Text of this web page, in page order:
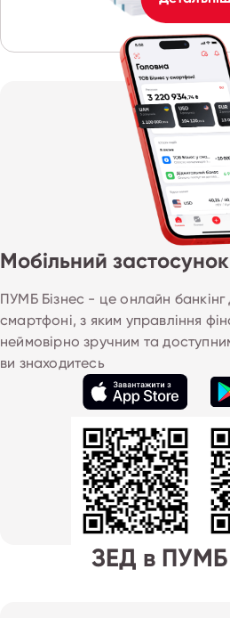
Мобільний застосунок
ПУМБ Бізнес - це онлайн банкінг
смартфоні, з яким управління
неймовірно зручним та
ви знаходитесь
ЗЕД в ПУМБ